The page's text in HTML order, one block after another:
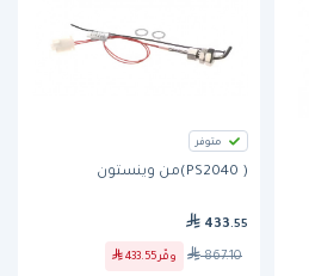
متوفر
( PS2040)من وينستون
433 .55
867.10 وفّر 433.55